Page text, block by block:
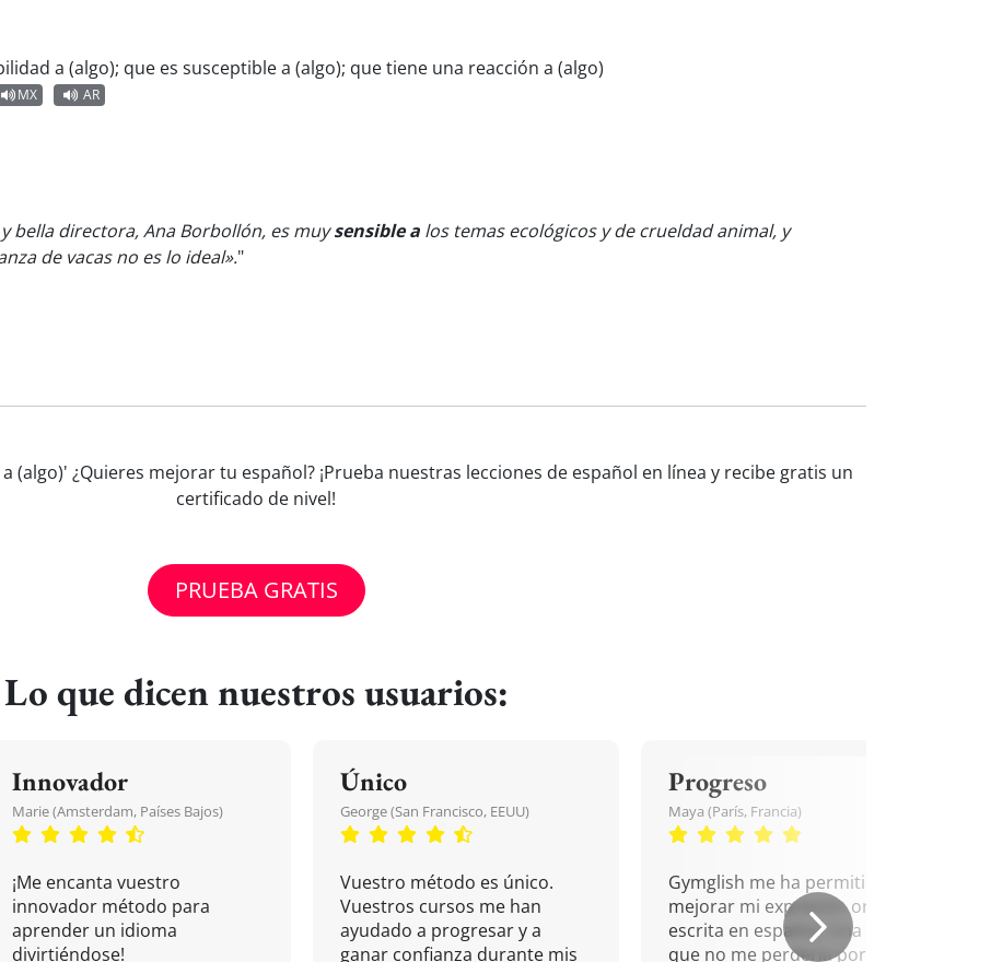
a (algo); que es susceptible a (algo); que tiene una reacción a (algo)
MX AR
bella directora, Ana Borbollón, es muysensible a los temas ecológicos y de crueldad animal, y
de vacas no es lo ideal»."
(algo)' ¿Quieres mejorar tu español? ¡Prueba nuestras lecciones de español en línea y recibe gratis un
certificado de nivel!
PRUEBA GRATIS
Lo que dicen nuestros usuarios:
Innovador
Marie (Amsterdam, Países Bajos)
¡Me encanta vuestro
innovador método para
aprender un idioma
divirtiéndose!
Único
George (San Francisco, EEUU)
Vuestro método es único.
Vuestros cursos me han
ayudado a progresar y a
ganar confianza durante mis
Progreso
Maya (París, Francia)
Gymglish me ha permitido
mejorar mi expresión oral y
escrita en español. Una cita
que no me perdería por nada